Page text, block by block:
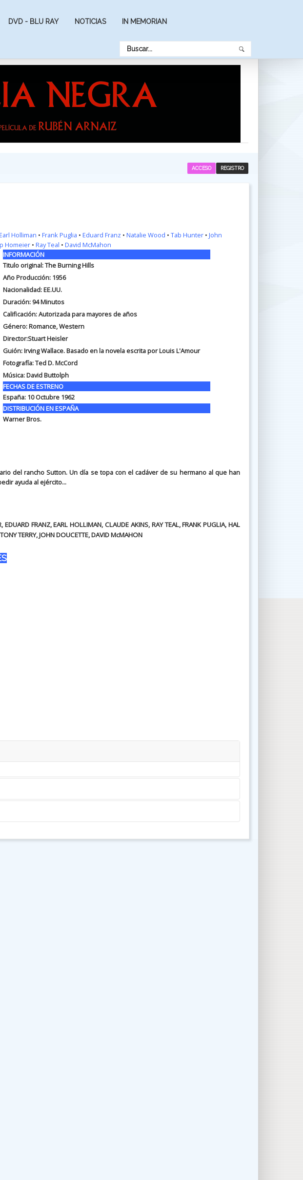
DVD - BLU RAY NOTICIAS IN MEMORIAN
REGISTRO
ACCESO
Holliman • Frank Puglia • Eduard Franz • Natalie Wood • Tab Hunter• John
Homeier• Ray Teal • David McMahon
INFORMACIÓN
Titulo original:The Burning Hills
Año Producción: 1956
Nacionalidad: EE.UU.
Duración: 94 Minutos
Calificación: Autorizada para mayores de años
Género: Romance, Western
Director:Stuart Heisler
Guión:Irving Wallace. Basado en la novela escrita por Louis L'Amour
Fotografía:Ted D. McCord
Música:David Buttolph
FECHAS DE ESTRENO
España: 10 Octubre 1962
DISTRIBUCIÓN EN ESPAÑA
Warner Bros.
del rancho Sutton. Un día se topa con el cadáver de su hermano al que han
ayuda al ejército...
FRANZ, EARL HOLLIMAN, CLAUDE AKINS, RAY TEAL, FRANK PUGLIA, HAL
TERRY, JOHN DOUCETTE, DAVID McMAHON